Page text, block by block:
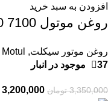
افزودن به سبد خرید
روغن موتول 7100 10W40 حجم۱لیتری
روغن موتور سیکلت,
Motul
37 موجود در انبار
3,350,000 تومان 3,200,000